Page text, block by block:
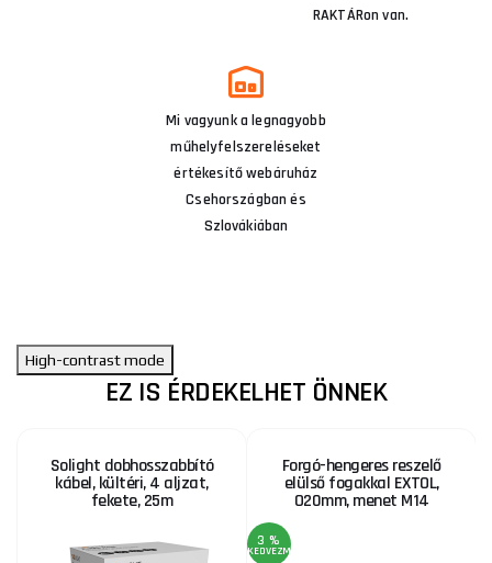
RAKTÁRon van.
Mi vagyunk a legnagyobb
műhelyfelszereléseket
értékesítő webáruház
Csehországban és
Szlovákiában
High-contrast mode
EZ IS ÉRDEKELHET ÖNNEK
Solight dobhosszabbító
kábel, kültéri, 4 aljzat,
fekete, 25m
Forgó-hengeres reszelő
elülső fogakkal EXTOL,
O20mm, menet M14
3 %
KEDVEZMÉNY